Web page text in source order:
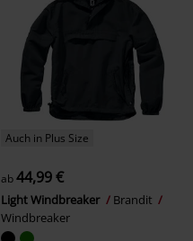
Auch in Plus Size
ab44,99 €
Light Windbreaker
Brandit
Windbreaker